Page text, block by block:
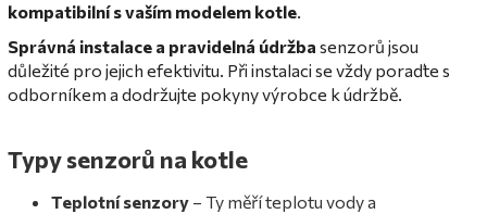
kompatibilní s vaším modelem kotle.
Správná instalace a pravidelná údržba senzorů jsou
důležité pro jejich efektivitu. Při instalaci se vždy poraďte s
odborníkem a dodržujte pokyny výrobce k údržbě.
Typy senzorů na kotle
Teplotní senzory – Ty měří teplotu vody a